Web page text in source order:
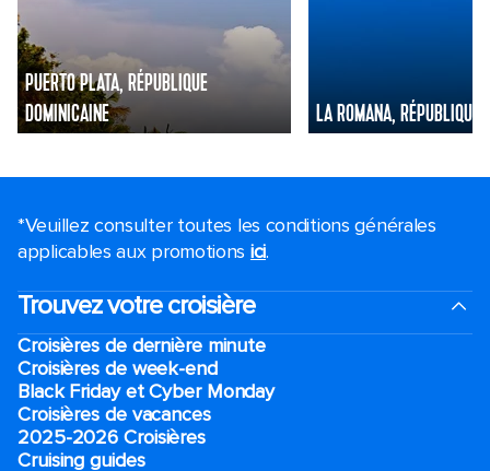
PUERTO PLATA, RÉPUBLIQUE
DOMINICAINE
LA ROMANA, RÉPUBLIQUE
*Veuillez consulter toutes les conditions générales
applicables aux promotions ici.
Trouvez votre croisière
Croisières de dernière minute
Croisières de week-end
Black Friday et Cyber Monday
Croisières de vacances
2025-2026 Croisières
Cruising guides